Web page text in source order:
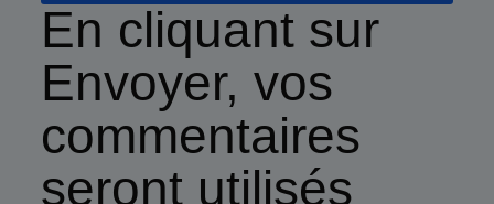
En cliquant sur
Envoyer, vos
commentaires
seront utilisés